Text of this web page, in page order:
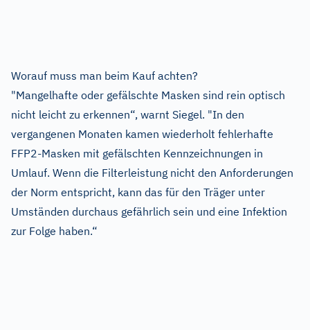
Worauf muss man beim Kauf achten?
"Mangelhafte oder gefälschte Masken sind rein optisch
nicht leicht zu erkennen“, warnt Siegel. "In den
vergangenen Monaten kamen wiederholt fehlerhafte
FFP2-Masken mit gefälschten Kennzeichnungen in
Umlauf. Wenn die Filterleistung nicht den Anforderungen
der Norm entspricht, kann das für den Träger unter
Umständen durchaus gefährlich sein und eine Infektion
zur Folge haben.“